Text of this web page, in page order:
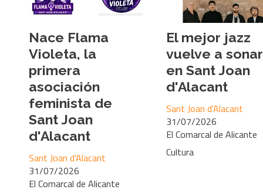
Nace Flama
Violeta, la
primera
asociación
feminista de
Sant Joan
d'Alacant
El Comarcal de Alicante
Sant Joan d'Alacant
31/07/2026
El mejor jazz
vuelve a sonar
en Sant Joan
d'Alacant
El Comarcal de Alicante
Sant Joan d'Alacant
31/07/2026
Cultura